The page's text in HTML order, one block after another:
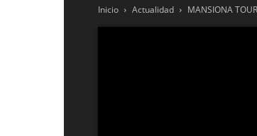
Inicio Actualidad MANSIONA